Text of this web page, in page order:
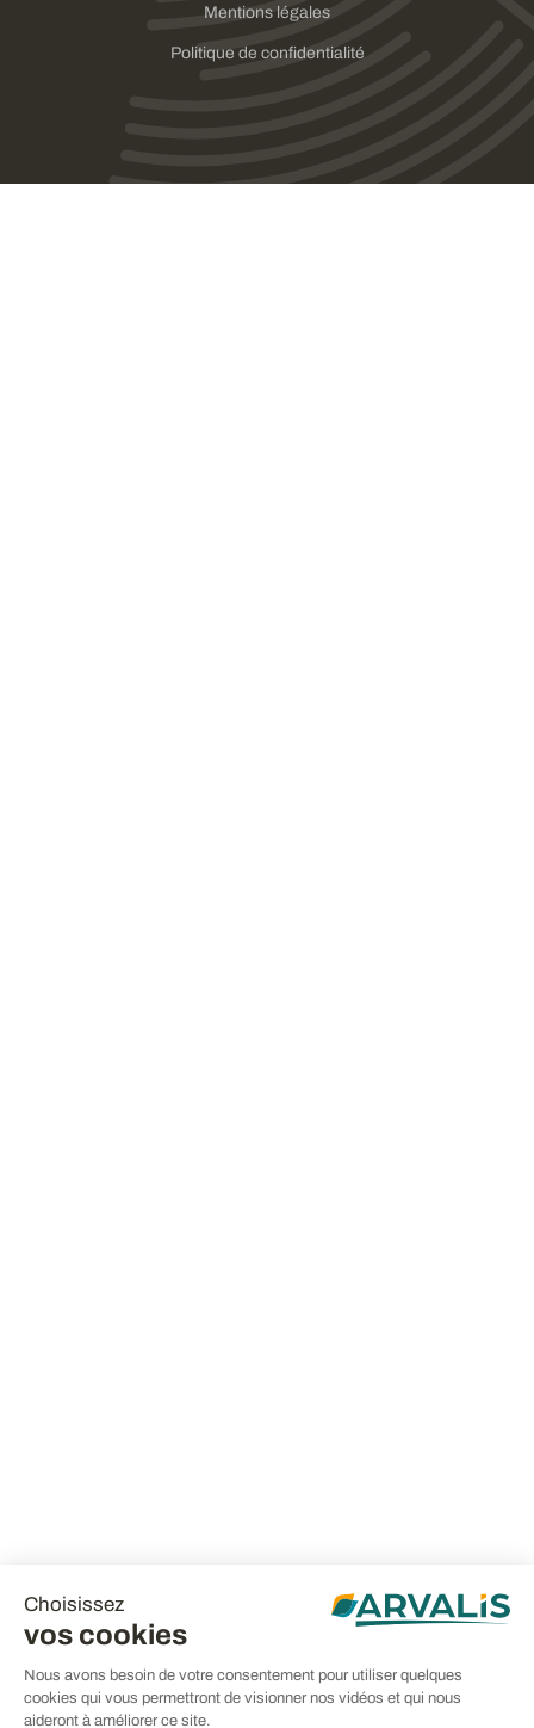
Choisissez
vos cookies
Nous avons besoin de votre consentement pour utiliser quelques
cookies qui vous permettront de visionner nos vidéos et qui nous
aideront à améliorer ce site.
Mentions légales
Politique de confidentialité